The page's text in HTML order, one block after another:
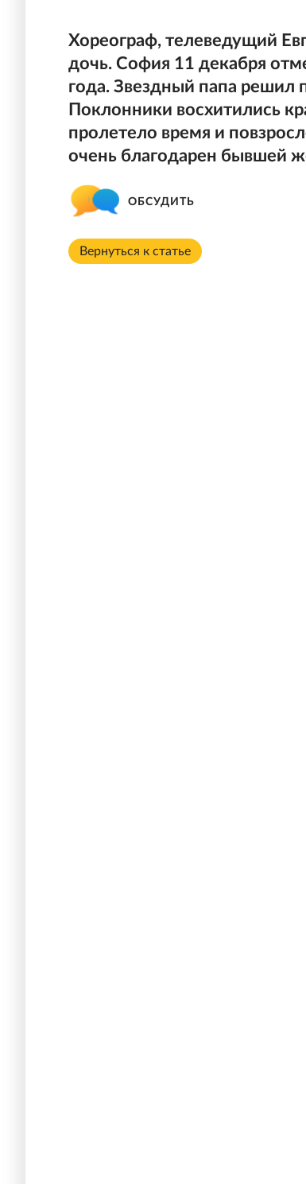
Хореограф, телеведущий
дочь. София 11 декабря
года. Звездный папа
Поклонники восхитились
пролетело время и
очень благодарен бывшей
ОБСУДИТЬ
Вернуться к статье